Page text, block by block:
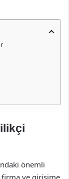
önemli
ve girişime